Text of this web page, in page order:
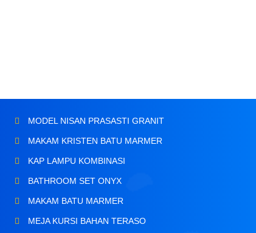
MODEL NISAN PRASASTI GRANIT
MAKAM KRISTEN BATU MARMER
KAP LAMPU KOMBINASI
BATHROOM SET ONYX
MAKAM BATU MARMER
MEJA KURSI BAHAN TERASO